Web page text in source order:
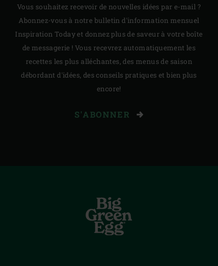
Vous souhaitez recevoir de nouvelles idées par e-mail ?
Abonnez-vous à notre bulletin d'information mensuel
Inspiration Today et donnez plus de saveur à votre boîte
de messagerie ! Vous recevrez automatiquement les
recettes les plus alléchantes, des menus de saison
débordant d'idées, des conseils pratiques et bien plus
encore!
S'ABONNER